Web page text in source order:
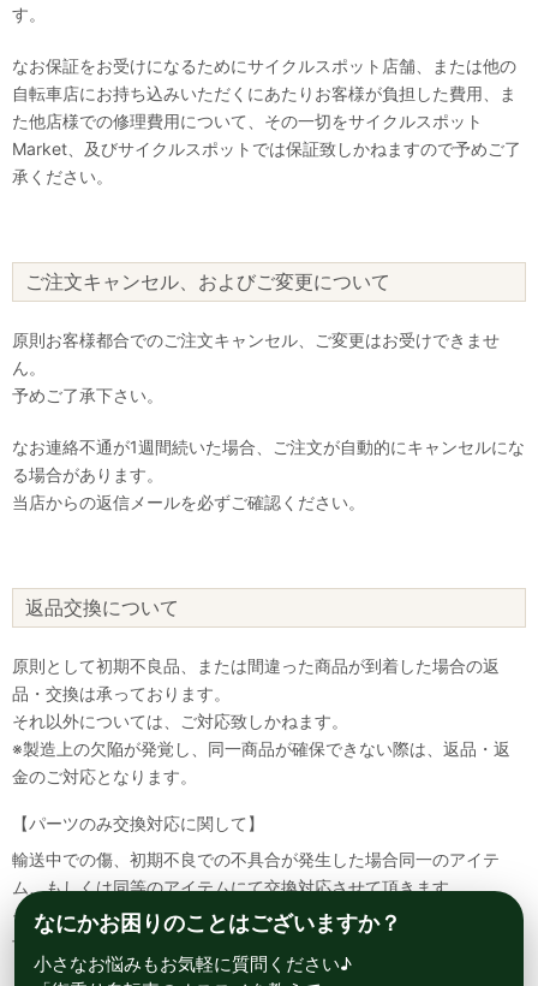
す。
なお保証をお受けになるためにサイクルスポット店舗、または他の
自転車店にお持ち込みいただくにあたりお客様が負担した費用、ま
た他店様での修理費用について、その一切をサイクルスポット
Market、及びサイクルスポットでは保証致しかねますので予めご了
承ください。
ご注文キャンセル、およびご変更について
原則お客様都合でのご注文キャンセル、ご変更はお受けできませ
ん。
予めご了承下さい。
なお連絡不通が1週間続いた場合、ご注文が自動的にキャンセルにな
る場合があります。
当店からの返信メールを必ずご確認ください。
返品交換について
原則として初期不良品、または間違った商品が到着した場合の返
品・交換は承っております。
それ以外については、ご対応致しかねます。
※製造上の欠陥が発覚し、同一商品が確保できない際は、返品・返
金のご対応となります。
【パーツのみ交換対応に関して】
輸送中での傷、初期不良での不具合が発生した場合同一のアイテ
ム、もしくは同等のアイテムにて交換対応させて頂きます。
その場合該当部品を着払いにて返送して頂く必要が御座いますので
予めご了承ください。
なにかお困りのことはございますか？
小さなお悩みもお気軽に質問ください♪